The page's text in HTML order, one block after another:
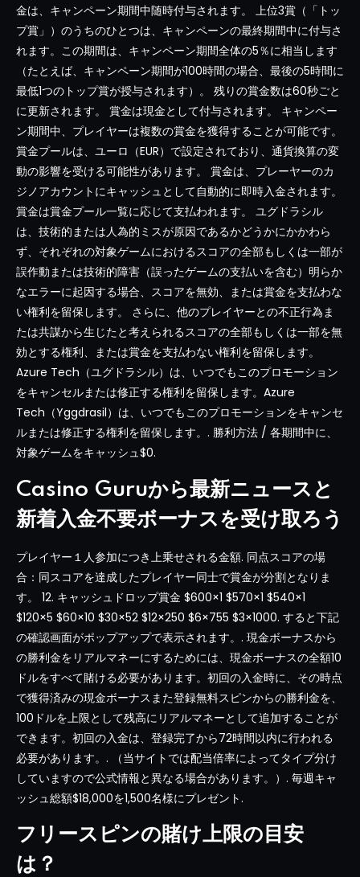
金は、キャンペーン期間中随時付与されます。 上位3賞（「トッ
プ賞」）のうちのひとつは、キャンペーンの最終期間中に付与さ
れます。この期間は、キャンペーン期間全体の5％に相当します
（たとえば、キャンペーン期間が100時間の場合、最後の5時間に
最低1つのトップ賞が授与されます）。 残りの賞金数は60秒ごと
に更新されます。 賞金は現金として付与されます。 キャンペー
ン期間中、プレイヤーは複数の賞金を獲得することが可能です。
賞金プールは、ユーロ（EUR）で設定されており、通貨換算の変
動の影響を受ける可能性があります。 賞金は、プレーヤーのカ
ジノアカウントにキャッシュとして自動的に即時入金されます。
賞金は賞金プール一覧に応じて支払われます。 ユグドラシル
は、技術的または人為的ミスが原因であるかどうかにかかわら
ず、それぞれの対象ゲームにおけるスコアの全部もしくは一部が
誤作動または技術的障害（誤ったゲームの支払いを含む）明らか
なエラーに起因する場合、スコアを無効、または賞金を支払わな
い権利を留保します。 さらに、他のプレイヤーとの不正行為ま
たは共謀から生じたと考えられるスコアの全部もしくは一部を無
効とする権利、または賞金を支払わない権利を留保します。
Azure Tech（ユグドラシル）は、いつでもこのプロモーション
をキャンセルまたは修正する権利を留保します。Azure
Tech（Yggdrasil）は、いつでもこのプロモーションをキャンセ
ルまたは修正する権利を留保します。. 勝利方法 / 各期間中に、
対象ゲームをキャッシュ$0.
Casino Guruから最新ニュースと
新着入金不要ボーナスを受け取ろう
プレイヤー１人参加につき上乗せされる金額. 同点スコアの場
合：同スコアを達成したプレイヤー同士で賞金が分割となりま
す。 12. キャッシュドロップ賞金 $600×1 $570×1 $540×1
$120×5 $60×10 $30×52 $12×250 $6×755 $3×1000. すると下記
の確認画面がポップアップで表示されます。. 現金ボーナスから
の勝利金をリアルマネーにするためには、現金ボーナスの全額10
ドルをすべて賭ける必要があります。初回の入金時に、その時点
で獲得済みの現金ボーナスまた登録無料スピンからの勝利金を、
100ドルを上限として残高にリアルマネーとして追加することが
できます。初回の入金は、登録完了から72時間以内に行われる
必要があります。. （当サイトでは配当倍率によってタイプ分け
していますので公式情報と異なる場合があります。）. 毎週キャ
ッシュ総額$18,000を1,500名様にプレゼント.
フリースピンの賭け上限の目安
は？